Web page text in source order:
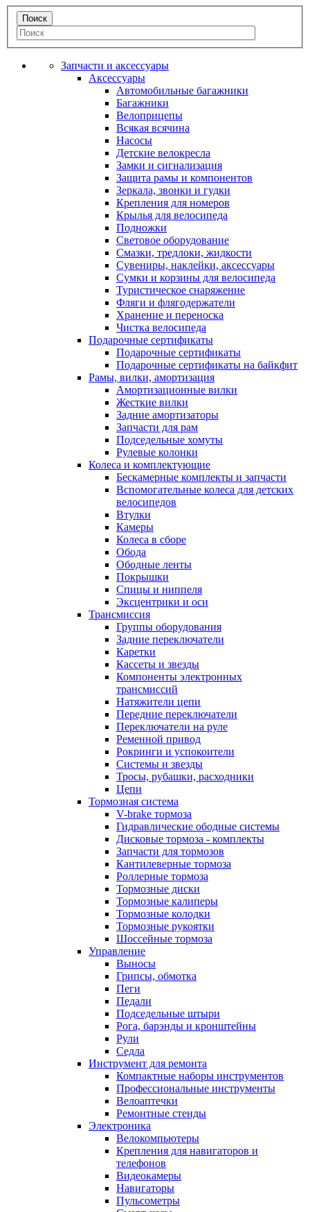
Запчасти и аксессуары
Аксессуары
Автомобильные багажники
Багажники
Велоприцепы
Всякая всячина
Насосы
Детские велокресла
Замки и сигнализация
Защита рамы и компонентов
Зеркала, звонки и гудки
Крепления для номеров
Крылья для велосипеда
Подножки
Световое оборудование
Смазки, тредлоки, жидкости
Сувениры, наклейки, аксессуары
Сумки и корзины для велосипеда
Туристическое снаряжение
Фляги и флягодержатели
Хранение и переноска
Чистка велосипеда
Подарочные сертификаты
Подарочные сертификаты
Подарочные сертификаты на байкфит
Рамы, вилки, амортизация
Амортизационные вилки
Жесткие вилки
Задние амортизаторы
Запчасти для рам
Подседельные хомуты
Рулевые колонки
Колеса и комплектующие
Бескамерные комплекты и запчасти
Вспомогательные колеса для детских
велосипедов
Втулки
Камеры
Колеса в сборе
Обода
Ободные ленты
Покрышки
Спицы и ниппеля
Эксцентрики и оси
Трансмиссия
Группы оборудования
Задние переключатели
Каретки
Кассеты и звезды
Компоненты электронных
трансмиссий
Натяжители цепи
Передние переключатели
Переключатели на руле
Ременной привод
Рокринги и успокоители
Системы и звезды
Тросы, рубашки, расходники
Цепи
Тормозная система
V-brake тормоза
Гидравлические ободные системы
Дисковые тормоза - комплекты
Запчасти для тормозов
Кантилеверные тормоза
Роллерные тормоза
Тормозные диски
Тормозные калиперы
Тормозные колодки
Тормозные рукоятки
Шоссейные тормоза
Управление
Выносы
Грипсы, обмотка
Пеги
Педали
Подседельные штыри
Рога, барэнды и кронштейны
Рули
Седла
Инструмент для ремонта
Компактные наборы инструментов
Профессиональные инструменты
Велоаптечки
Ремонтные стенды
Электроника
Велокомпьютеры
Крепления для навигаторов и
телефонов
Видеокамеры
Навигаторы
Пульсометры